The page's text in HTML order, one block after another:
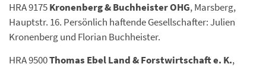
HRA 9175Kronenberg & Buchheister OHG, Marsberg,
Hauptstr. 16. Persönlich haftende Gesellschafter: Julien
Kronenberg und Florian Buchheister.
HRA 9500Thomas Ebel Land & Forstwirtschaft e. K.,